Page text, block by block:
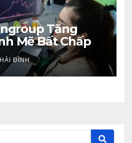
Tăng
Mẽ Bất Chấp
Trường
ĐÌNH